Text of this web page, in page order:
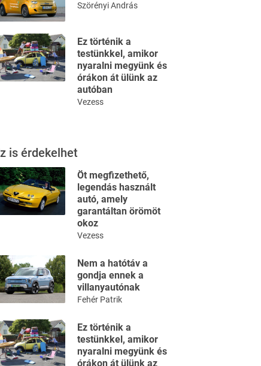
Szörényi András
Ez történik a
testünkkel, amikor
nyaralni megyünk és
órákon át ülünk az
autóban
Vezess
is érdekelhet
Öt megfizethető,
legendás használt
autó, amely
garantáltan örömöt
okoz
Vezess
Nem a hatótáv a
gondja ennek a
villanyautónak
Fehér Patrik
Ez történik a
testünkkel, amikor
nyaralni megyünk és
órákon át ülünk az